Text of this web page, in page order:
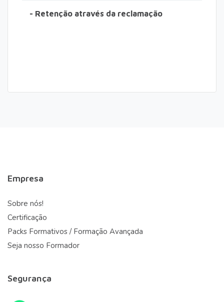
- Retenção através da reclamação
Empresa
Sobre nós!
Certificação
Packs Formativos / Formação Avançada
Seja nosso Formador
Segurança